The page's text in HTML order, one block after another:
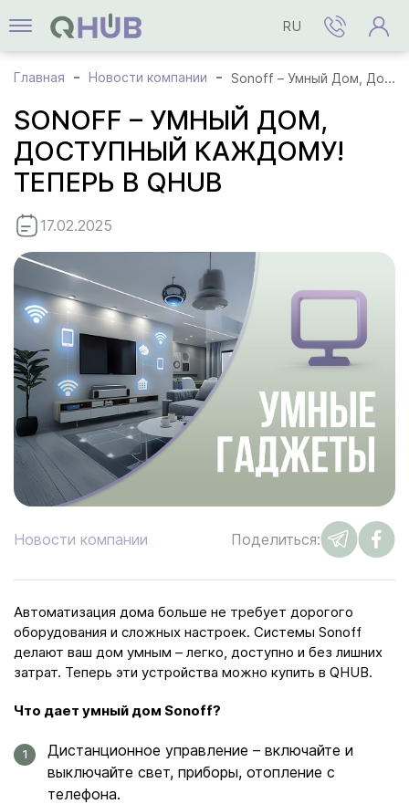
RU
Главная Новости компании Sonoff – Умный Дом, Доступный Каждому! Теперь в QHUB
SONOFF – УМНЫЙ ДОМ,
ДОСТУПНЫЙ КАЖДОМУ!
ТЕПЕРЬ В QHUB
17.02.2025
Новости компании Поделиться:
Автоматизация дома больше не требует дорогого
оборудования и сложных настроек. Системы Sonoff
делают ваш дом умным – легко, доступно и без лишних
затрат. Теперь эти устройства можно купить в QHUB.
Что дает умный дом Sonoff?
Дистанционное управление – включайте и
выключайте свет, приборы, отопление с
телефона.